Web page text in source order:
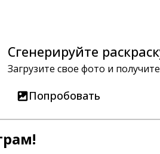
Сгенерируйте
Загрузите свое фото и
Попробовать